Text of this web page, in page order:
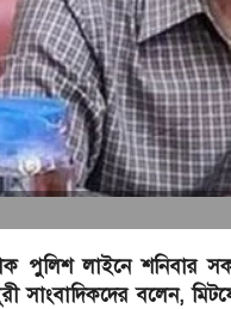
পুলিশ লাইনে শনিবার
সাংবাদিকদের বলেন,